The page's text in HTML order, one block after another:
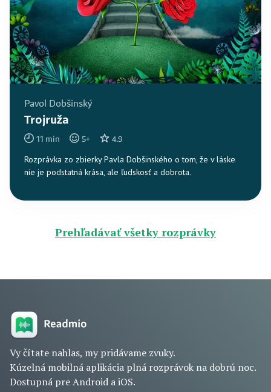
Pavol Dobšinský
Trojruža
11 min 5+ 4.9
Rozprávka zo zbierky Pavla Dobšinského o tom, že v láske
nie je podstatná krása, ale ľudskosť a dobrota.
Prehľadávať všetky rozprávky
Vy čítate nahlas, my pridávame zvuky.
Kúzelná mobilná aplikácia plná rozprávok na dobrú noc.
Dostupná pre Android a iOS.